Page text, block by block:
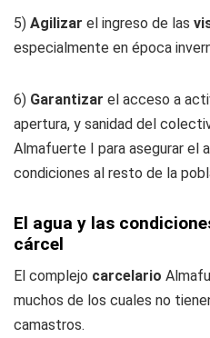
5) Agilizar el ingreso de las
especialmente en época
6) Garantizar el acceso a
apertura, y sanidad del
Almafuerte I para asegurar el
condiciones al resto de la
El agua y las
cárcel
El complejo carcelario
muchos de los cuales no
camastros.